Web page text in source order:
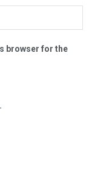
browser for the